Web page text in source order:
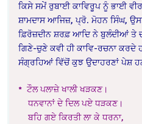
ਕਿਸੇ ਸਮੇਂ ਰੁਬਾਈ ਕਾਵਿਰੂਪ ਨੂੰ ਭਾਈ
ਸ਼ਾਮਦਾਸ ਆਜਿਜ਼, ਪ੍ਰੋ. ਮੋਹਨ ਸਿੰਘ,
ਫ਼ਿਰੋਜ਼ਦੀਨ ਸ਼ਰਫ਼ ਆਦਿ ਨੇ ਬੁਲੰਦੀਆਂ
ਗਿਣੇ-ਚੁਣੇ ਕਵੀ ਹੀ ਕਾਵਿ-ਰਚਨਾ
ਸੰਗ੍ਰਹਿਆਂ ਵਿੱਚੋਂ ਕੁਝ ਉਦਾਹਰਣਾਂ ਪੇਸ਼
* ਟੌਲ ਪਲਾਜ਼ੇ ਖਾਲੀ ਖੜਕਣ।
ਧਨਵਾਨਾਂ ਦੇ ਦਿਲ ਪਏ ਧੜਕਣ।
ਬਹਿ ਗਏ ਕਿਰਤੀ ਲਾ ਕੇ ਧਰਨਾ,